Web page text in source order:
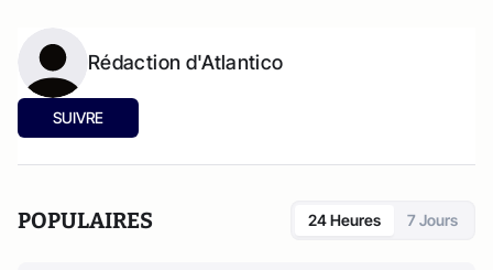
Rédaction d'Atlantico
SUIVRE
POPULAIRES 24 Heures 7 Jours